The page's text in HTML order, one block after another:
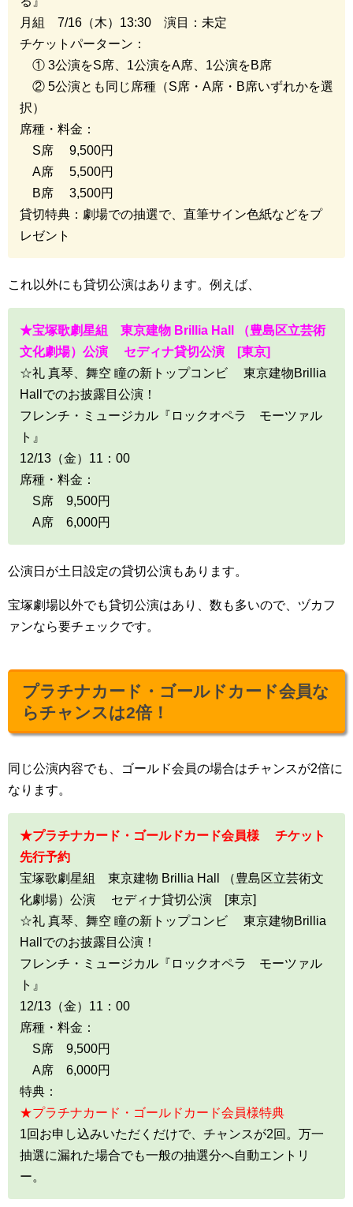
月組 7/16（木）13:30 演目：未定
チケットパーターン：
① 3公演をS席、1公演をA席、1公演をB席
② 5公演とも同じ席種（S席・A席・B席いずれかを選
択）
席種・料金：
S席 9,500円
A席 5,500円
B席 3,500円
貸切特典：劇場での抽選で、直筆サイン色紙などをプ
レゼント
これ以外にも貸切公演はあります。例えば、
★宝塚歌劇星組 東京建物 Brillia Hall （豊島区立芸術
文化劇場）公演 セディナ貸切公演 [東京]
☆礼 真琴、舞空 瞳の新トップコンビ 東京建物Brillia
Hallでのお披露目公演！
フレンチ・ミュージカル『ロックオペラ モーツァル
ト』
12/13（金）11：00
席種・料金：
S席 9,500円
A席 6,000円
公演日が土日設定の貸切公演もあります。
宝塚劇場以外でも貸切公演はあり、数も多いので、ヅカフ
ァンなら要チェックです。
プラチナカード・ゴールドカード会員な
らチャンスは2倍！
同じ公演内容でも、ゴールド会員の場合はチャンスが2倍に
なります。
★プラチナカード・ゴールドカード会員様 チケット
先行予約
宝塚歌劇星組 東京建物 Brillia Hall （豊島区立芸術文
化劇場）公演 セディナ貸切公演 [東京]
☆礼 真琴、舞空 瞳の新トップコンビ 東京建物Brillia
Hallでのお披露目公演！
フレンチ・ミュージカル『ロックオペラ モーツァル
ト』
12/13（金）11：00
席種・料金：
S席 9,500円
A席 6,000円
特典：
★プラチナカード・ゴールドカード会員様特典
1回お申し込みいただくだけで、チャンスが2回。万一
抽選に漏れた場合でも一般の抽選分へ自動エントリ
ー。